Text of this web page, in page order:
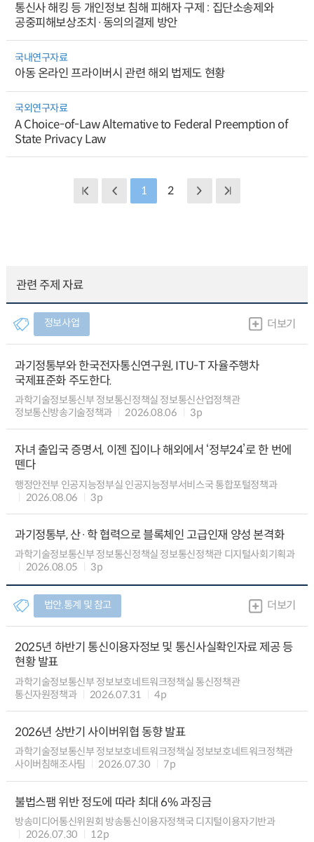
통신사 해킹 등 개인정보 침해 피해자 구제 : 집단소송제와
공중피해보상조치·동의의결제 방안
국내연구자료
아동 온라인 프라이버시 관련 해외 법제도 현황
국외연구자료
A Choice-of-Law Alternative to Federal Preemption of
State Privacy Law
1 2
관련 주제 자료
정보사업 더보기
과기정통부와 한국전자통신연구원, ITU-T 자율주행차
국제표준화 주도한다.
과학기술정보통신부 정보통신정책실 정보통신산업정책관
정보통신방송기술정책과
2026.08.06 3p
자녀 출입국 증명서, 이젠 집이나 해외에서 ‘정부24’로 한 번에
뗀다
행정안전부 인공지능정부실 인공지능정부서비스국 통합포털정책과
2026.08.06
3p
과기정통부, 산·학 협력으로 블록체인 고급인재 양성 본격화
과학기술정보통신부 정보통신정책실 정보통신정책관 디지털사회기획과
2026.08.05
3p
법안.통계 및 참고 더보기
2025년 하반기 통신이용자정보 및 통신사실확인자료 제공 등
현황 발표
과학기술정보통신부 정보보호네트워크정책실 통신정책관
통신자원정책과
2026.07.31 4p
2026년 상반기 사이버위협 동향 발표
과학기술정보통신부 정보보호네트워크정책실 정보보호네트워크정책관
사이버침해조사팀
2026.07.30 7p
불법스팸 위반 정도에 따라 최대 6% 과징금
방송미디어통신위원회 방송통신이용자정책국 디지털이용자기반과
2026.07.30
12p